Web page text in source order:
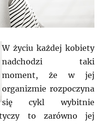
W życiu każdej kobiety
nadchodzi taki
moment, że w jej
organizmie rozpoczyna
się cykl wybitnie
to zarówno jej